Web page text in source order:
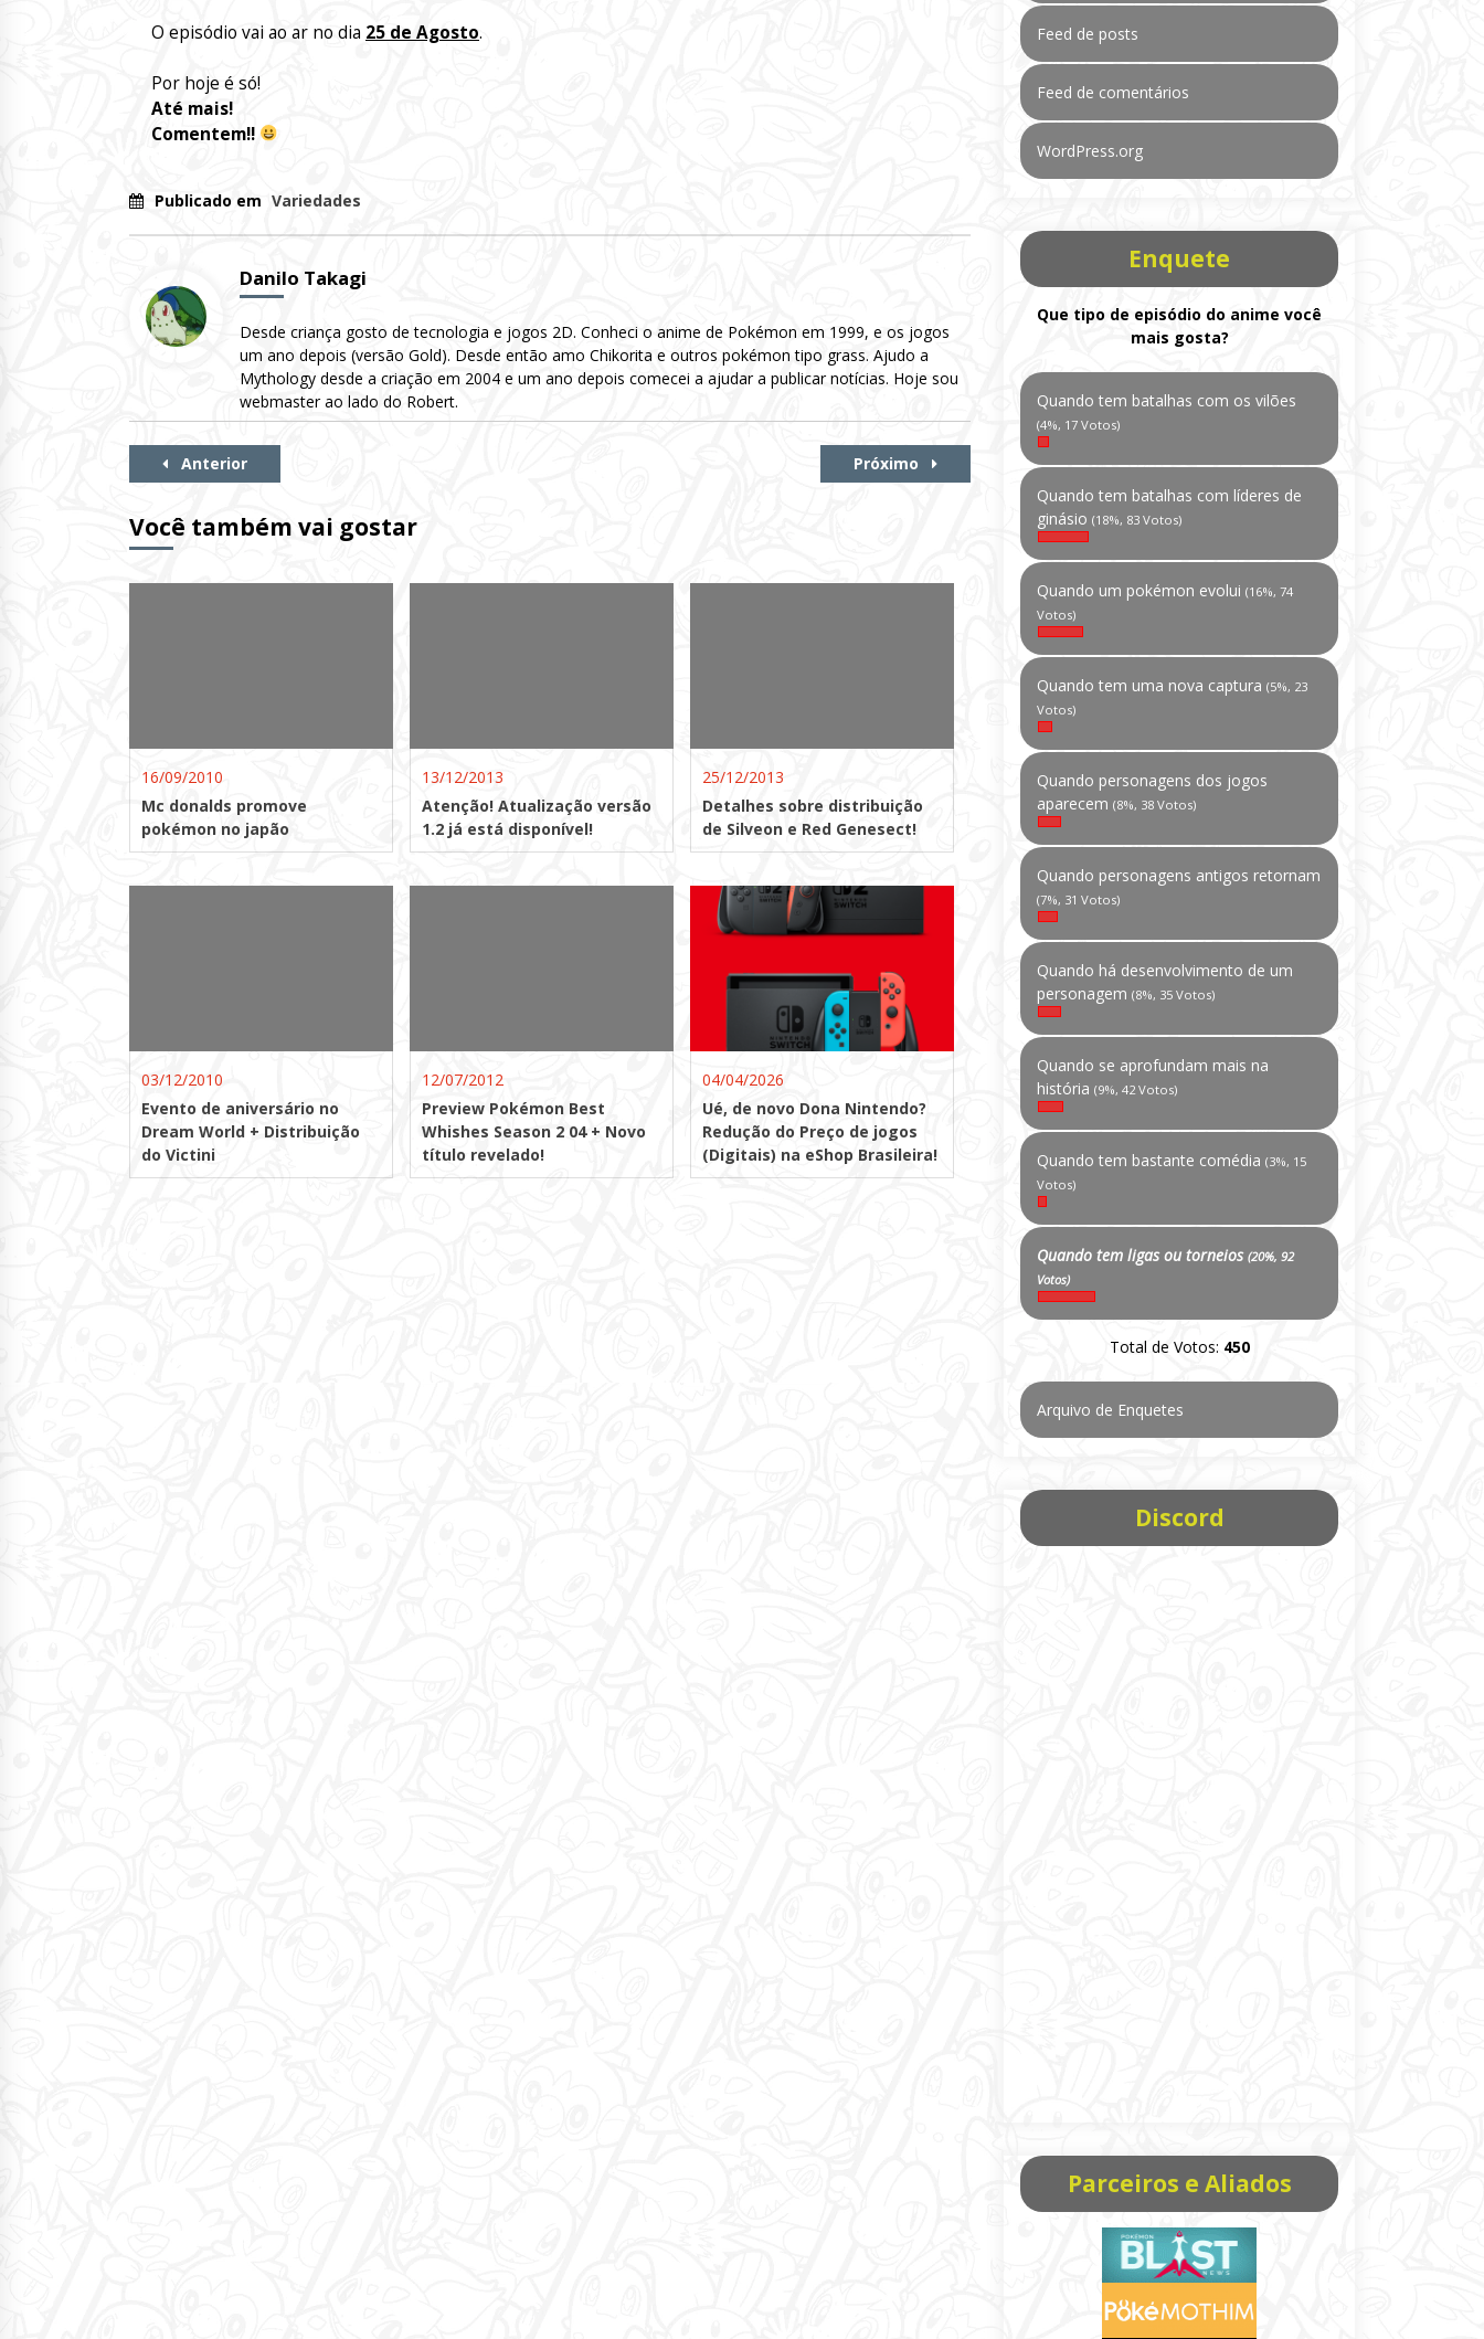
O episódio vai ao ar no dia 25 de Agosto.
Por hoje é só!
Até mais!
Comentem!!
Publicado em Variedades
Danilo Takagi
Desde criança gosto de tecnologia e jogos 2D. Conheci o anime de Pokémon em 1999, e os jogos
um ano depois (versão Gold). Desde então amo Chikorita e outros pokémon tipo grass. Ajudo a
Mythology desde a criação em 2004 e um ano depois comecei a ajudar a publicar notícias. Hoje sou
webmaster ao lado do Robert.
Continue
Anterior Próximo
Você também vai gostar
16/09/2010
Mc donalds promove
pokémon no japão
13/12/2013
Atenção! Atualização versão
1.2 já está disponível!
25/12/2013
Detalhes sobre distribuição
de Silveon e Red Genesect!
03/12/2010
Evento de aniversário no
Dream World + Distribuição
do Victini
12/07/2012
Preview Pokémon Best
Whishes Season 2 04 + Novo
título revelado!
04/04/2026
Ué, de novo Dona Nintendo?
Redução do Preço de jogos
(Digitais) na eShop Brasileira!
Feed de posts
Feed de comentários
WordPress.org
Enquete
Que tipo de episódio do anime você
mais gosta?
Quando tem batalhas com os vilões
(4%, 17 Votos)
Quando tem batalhas com líderes de
ginásio (18%, 83 Votos)
Quando um pokémon evolui (16%, 74
Votos)
Quando tem uma nova captura (5%, 23
Votos)
Quando personagens dos jogos
aparecem (8%, 38 Votos)
Quando personagens antigos retornam
(7%, 31 Votos)
Quando há desenvolvimento de um
personagem (8%, 35 Votos)
Quando se aprofundam mais na
história (9%, 42 Votos)
Quando tem bastante comédia (3%, 15
Votos)
Quando tem ligas ou torneios (20%, 92
Votos)
Total de Votos: 450
Arquivo de Enquetes
Discord
Parceiros e Aliados